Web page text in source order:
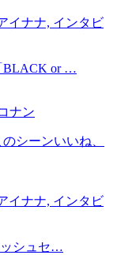
イナナ, インタビ
BLACK or …
ナン
シーンいいね、
イナナ, インタビ
ッシュセ…